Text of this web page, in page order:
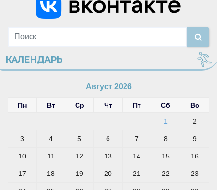
КАЛЕНДАРЬ
Август 2026
Пн Вт Ср Чт Пт Сб Вс
1 2
3 4 5 6 7 8 9
10 11 12 13 14 15 16
17 18 19 20 21 22 23